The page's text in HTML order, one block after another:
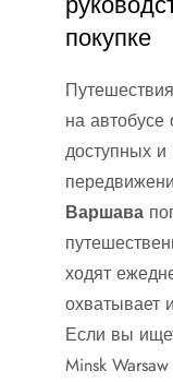
покупке
на
доступных и
Варшава
ходят
охватывает
Если вы
Minsk